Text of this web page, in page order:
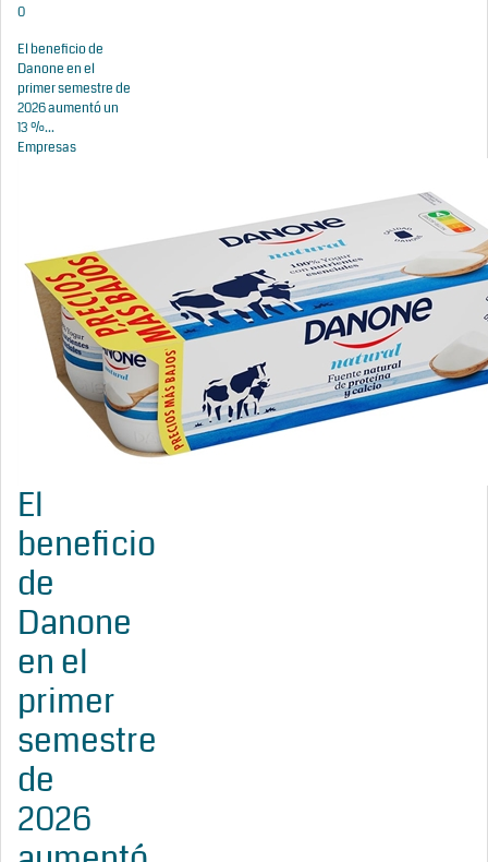
0
El beneficio de
Danone en el
primer semestre de
2026 aumentó un
13 %...
Empresas
El
beneficio
de
Danone
en el
primer
semestre
de
2026